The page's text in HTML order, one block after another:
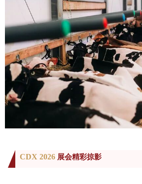
CDX 2026 展会精彩掠影